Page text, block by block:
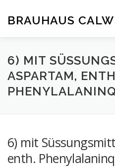
springen
BRAUHAUS CALW
6) MIT
ASPARTAM,
6) mit
enth.